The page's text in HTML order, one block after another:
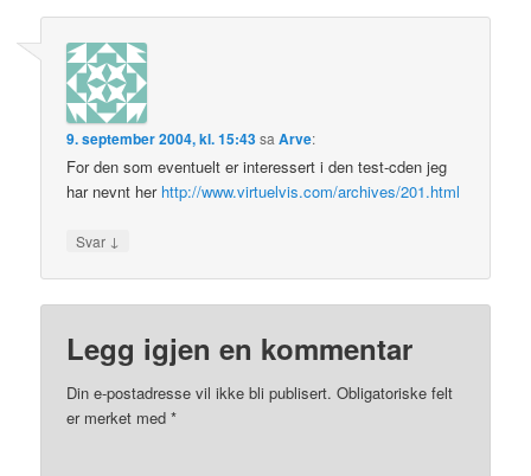
9. september 2004, kl. 15:43sa Arve:
For den som eventuelt er interessert i den test-cden jeg
har nevnt her http://www.virtuelvis.com/archives/201.html
Svar ↓
Legg igjen en kommentar
Din e-postadresse vil ikke bli publisert. Obligatoriske felt
er merket med*